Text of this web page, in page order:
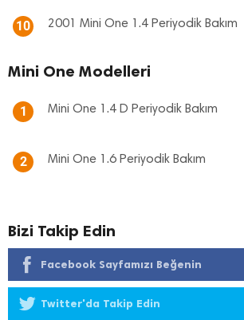
10 2001 Mini One 1.4 Periyodik Bakım
Mini One Modelleri
1 Mini One 1.4 D Periyodik Bakım
2 Mini One 1.6 Periyodik Bakım
Bizi Takip Edin
Facebook Sayfamızı Beğenin
Twitter'da Takip Edin